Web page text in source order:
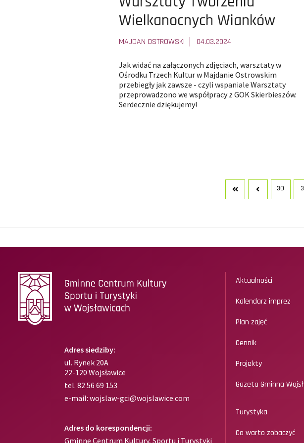
całą
treść
artykułu:
Wielkanocnych Wianków
MAJDAN OSTROWSKI 04.03.2024
Jak widać na załączonych zdjęciach, warsztaty w
Ośrodku Trzech Kultur w Majdanie Ostrowskim
przebiegły jak zawsze - czyli wspaniale Warsztaty
przeprowadzono we współpracy z GOK Skierbieszów.
Serdecznie dziękujemy!
30
Adres siedziby:
ul. Rynek 20A
22-120 Wojsławice
tel. 82 56 69 153
e-mail: wojslaw-gci@wojslawice.com
Adres do korespondencji:
Gminne Centrum Kultury, Sportu i Turystyki
Aktualności
Kalendarz imprez
Plan zajęć
Cennik
Projekty
Gazeta Gminna
Turystyka
Co warto zobaczyć